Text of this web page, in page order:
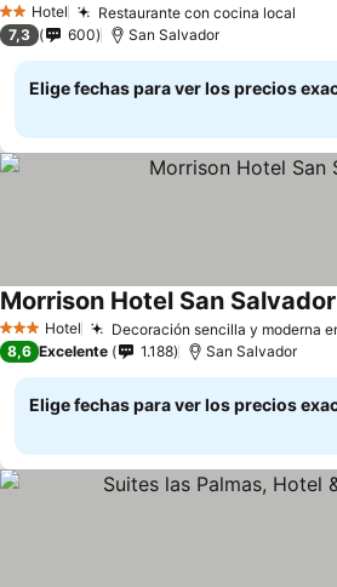
2 Estrellas
Hotel Restaurante con cocina local
7,3 600 San Salvador
Elige fechas para ver los precios
3 Estrellas
Hotel Decoración sencilla y moderna
Morrison Hotel San Salvador
8,6 Excelente 1.188 San Salvador
Elige fechas para ver los precios